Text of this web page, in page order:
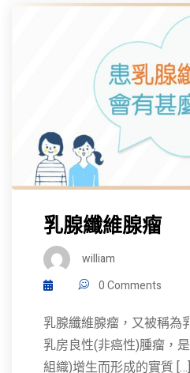
乳腺纖維腺瘤
william
0 Comments
乳腺纖維腺瘤，又被稱為
乳房良性(非癌性)腫瘤，
組織)增生而形成的實質